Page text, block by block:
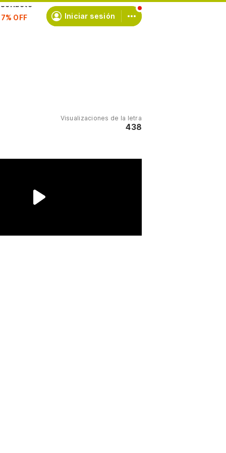
Iniciar sesión
Visualizaciones de la letra
438